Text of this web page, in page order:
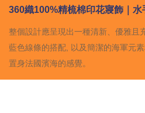
360織100%精梳棉印花寢飾｜水
整個設計應呈現出一種清新、優雅且
藍色線條的搭配, 以及簡潔的海軍元
置身法國濱海的感覺。